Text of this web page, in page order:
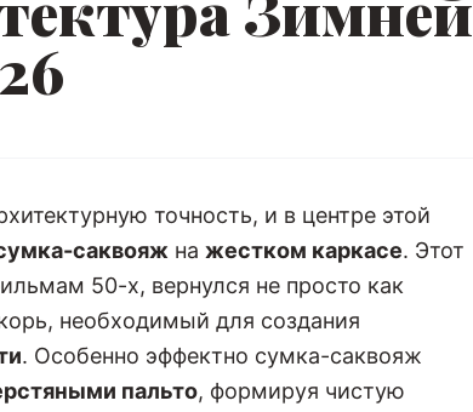
точность, и в центре этой
саквояж на жестком каркасе. Этот
50-х, вернулся не просто как
необходимый для создания
. Особенно эффектно сумка-саквояж
пальто, формируя чистую